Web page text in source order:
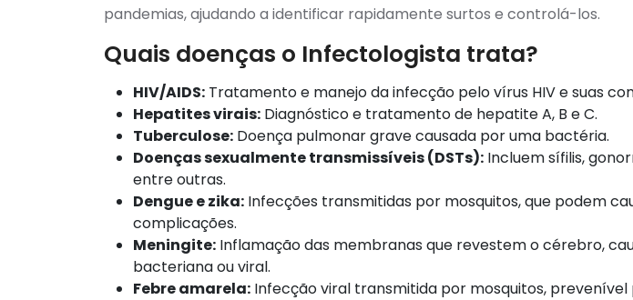
pandemias, ajudando a identificar rapidamente surtos e controlá-los.
Quais doenças o Infectologista trata?
HIV/AIDS: Tratamento e manejo da infecção pelo vírus HIV e suas
Hepatites virais: Diagnóstico e tratamento de hepatite A, B e C.
Tuberculose: Doença pulmonar grave causada por uma bactéria.
Doenças sexualmente transmissíveis (DSTs): Incluem sífilis,
entre outras.
Dengue e zika: Infecções transmitidas por mosquitos, que podem
complicações.
Meningite: Inflamação das membranas que revestem o cérebro,
bacteriana ou viral.
Febre amarela: Infecção viral transmitida por mosquitos, prevenível